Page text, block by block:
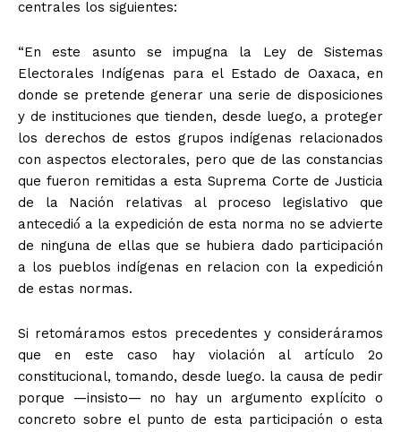
+ Todas las formas de lucha, potencialmente enlazadas
centrales los siguientes:
“En este asunto se impugna la Ley de Sistemas
Electorales Indígenas para el Estado de Oaxaca, en
donde se pretende generar una serie de disposiciones
y de instituciones que tienden, desde luego, a proteger
los derechos de estos grupos indígenas relacionados
con aspectos electorales, pero que de las constancias
que fueron remitidas a esta Suprema Corte de Justicia
de la Nación relativas al proceso legislativo que
antecedió́ a la expedición de esta norma no se advierte
de ninguna de ellas que se hubiera dado participación
a los pueblos indígenas en relacion con la expedición
de estas normas.
Si retomáramos estos precedentes y consideráramos
que en este caso hay violación al artículo 2o
constitucional, tomando, desde luego. la causa de pedir
porque —insisto— no hay un argumento explícito o
concreto sobre el punto de esta participación o esta